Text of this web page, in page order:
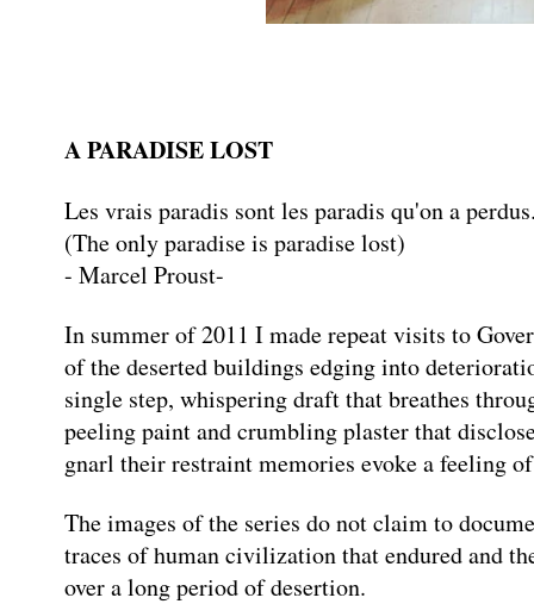
A PARADISE LOST
Les vrais paradis sont les paradis qu'on a
(The only paradise is paradise lost)
- Marcel Proust-
In summer of 2011 I made repeat visits to
of the deserted buildings edging into
single step, whispering draft that breathes
peeling paint and crumbling plaster that
gnarl their restraint memories evoke a feeling
The images of the series do not claim to
traces of human civilization that endured and
over a long period of desertion.